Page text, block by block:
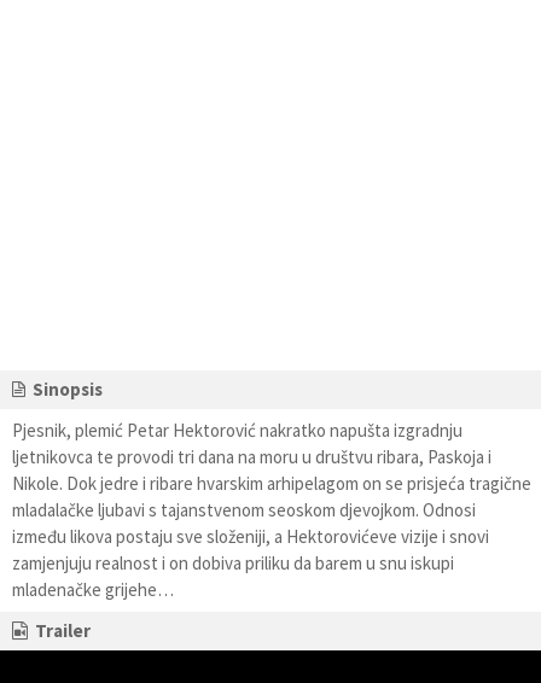
Sinopsis
Pjesnik, plemić Petar Hektorović nakratko napušta izgradnju
ljetnikovca te provodi tri dana na moru u društvu ribara, Paskoja i
Nikole. Dok jedre i ribare hvarskim arhipelagom on se prisjeća tragične
mladalačke ljubavi s tajanstvenom seoskom djevojkom. Odnosi
između likova postaju sve složeniji, a Hektorovićeve vizije i snovi
zamjenjuju realnost i on dobiva priliku da barem u snu iskupi
mladenačke grijehe…
Trailer